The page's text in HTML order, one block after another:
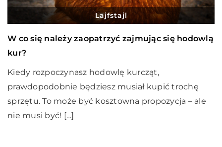
Lajfstajl
W co się należy zaopatrzyć zajmując się hodowlą
kur?
Kiedy rozpoczynasz hodowlę kurcząt,
prawdopodobnie będziesz musiał kupić trochę
sprzętu. To może być kosztowna propozycja – ale
nie musi być! […]